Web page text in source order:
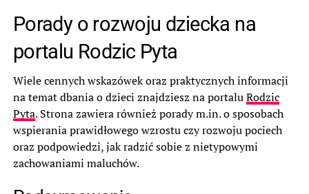
Porady o rozwoju dziecka na
portalu Rodzic Pyta
Wiele cennych wskazówek oraz praktycznych informacji
na temat dbania o dzieci znajdziesz na portaluRodzic
Pyta. Strona zawiera również porady m.in. o sposobach
wspierania prawidłowego wzrostu czy rozwoju pociech
oraz podpowiedzi, jak radzić sobie z nietypowymi
zachowaniami maluchów.